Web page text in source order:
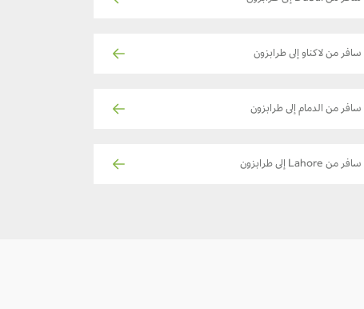
سافر من لاكناو إلى طرابزون
سافر من الدمام إلى طرابزون
سافر من Lahore إلى طرابزون